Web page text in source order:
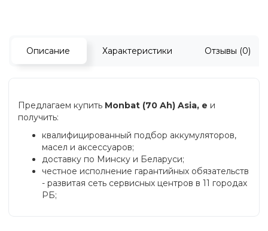
Описание Характеристики Отзывы (0)
Предлагаем купить Monbat (70 Ah) Asia, e и
получить:
квалифицированный подбор аккумуляторов,
масел и аксессуаров;
доставку по Минску и Беларуси;
честное исполнение гарантийных обязательств
- развитая сеть сервисных центров в 11 городах
РБ;